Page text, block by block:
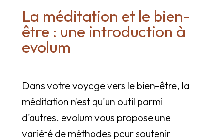
La méditation et le bien-
être : une introduction à
evolum
Dans votre voyage vers le bien-être, la
méditation n'est qu'un outil parmi
d'autres. evolum vous propose une
variété de méthodes pour soutenir